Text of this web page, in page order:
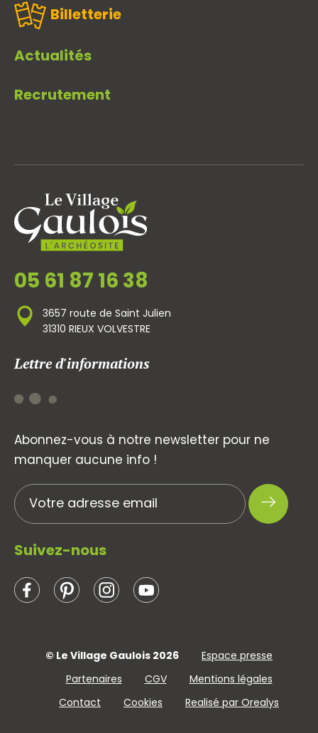
Billetterie
Actualités
Recrutement
05 61 87 16 38
3657 route de Saint Julien
31310 RIEUX VOLVESTRE
Lettre d'informations
Abonnez-vous à notre newsletter pour ne
manquer aucune info !
Suivez-nous
© Le Village Gaulois 2026
Espace presse
Partenaires
CGV
Mentions légales
Contact
Cookies Realisé par Orealys